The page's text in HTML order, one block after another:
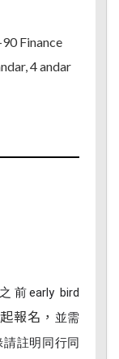
Finance
4 andar
前early bird
報名， 並需
註明同行同